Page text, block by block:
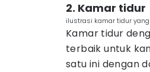
2. Kamar tidur
ilustrasi kamar tidur
Kamar tidur
terbaik untuk
satu ini dengan